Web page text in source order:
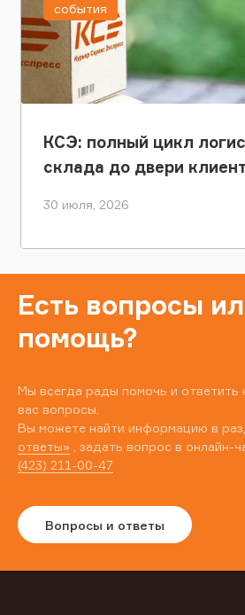
КСЭ: полный цикл
склада до двери
30 июля, 2026
события
Есть вопросы
помощь?
Мы всегда рады помочь и ответить
вас вопросы.
Вы можете найти информацию в
ответы» , задать вопрос в онлайн-
(423) 211-00-47
Вопросы и ответы